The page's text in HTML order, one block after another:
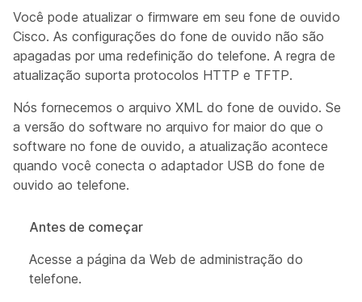
Você pode atualizar o firmware em seu fone de ouvido
Cisco. As configurações do fone de ouvido não são
apagadas por uma redefinição do telefone. A regra de
atualização suporta protocolos HTTP e TFTP.
Nós fornecemos o arquivo XML do fone de ouvido. Se
a versão do software no arquivo for maior do que o
software no fone de ouvido, a atualização acontece
quando você conecta o adaptador USB do fone de
ouvido ao telefone.
Antes de começar
Acesse a página da Web de administração do
telefone.